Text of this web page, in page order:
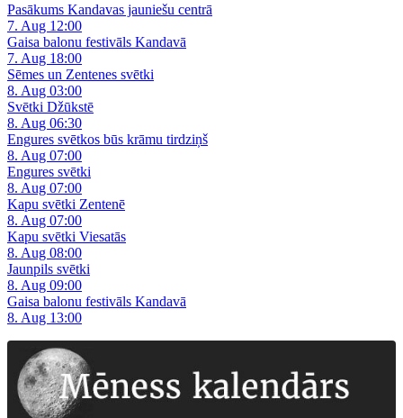
Pasākums Kandavas jauniešu centrā
7. Aug 12:00
Gaisa balonu festivāls Kandavā
7. Aug 18:00
Sēmes un Zentenes svētki
8. Aug 03:00
Svētki Džūkstē
8. Aug 06:30
Engures svētkos būs krāmu tirdziņš
8. Aug 07:00
Engures svētki
8. Aug 07:00
Kapu svētki Zentenē
8. Aug 07:00
Kapu svētki Viesatās
8. Aug 08:00
Jaunpils svētki
8. Aug 09:00
Gaisa balonu festivāls Kandavā
8. Aug 13:00